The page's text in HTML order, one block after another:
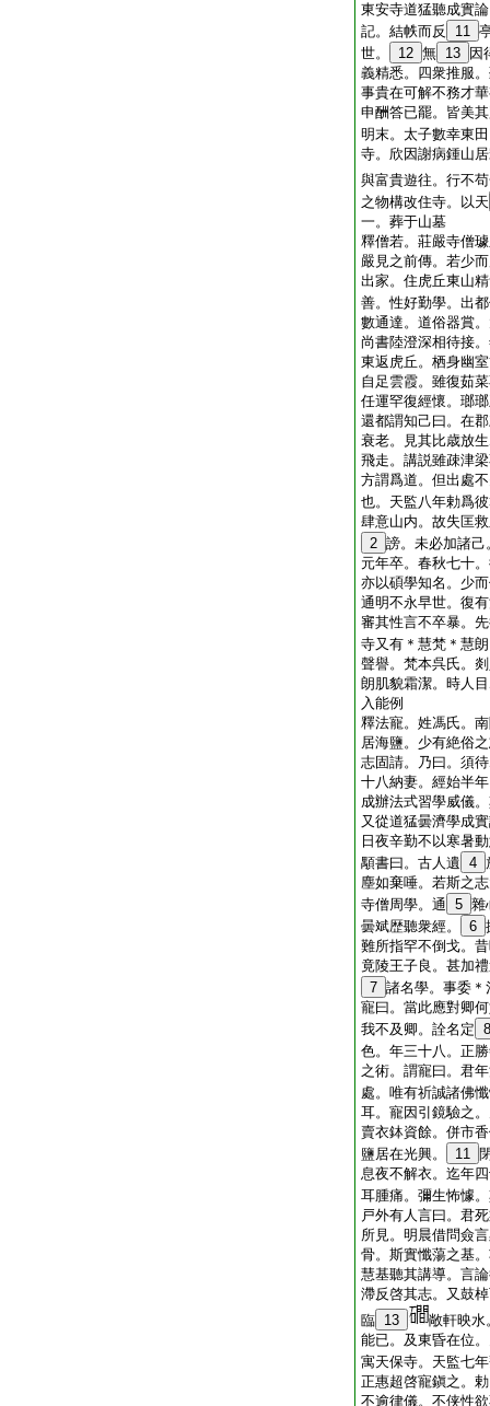
東安寺道猛聽成實
記。結帙而反
11
世。
12 無 13
因
義精悉。四衆推服
事貴在可解不務才
申酬答已罷。皆美
明末。太子數幸東
寺。欣因謝病鍾山
與富貴遊往。行不
之物構改住寺。以天
一。葬于山墓
釋僧若。莊嚴寺僧
嚴見之前傳。若少
出家。住虎丘東山
善。性好勤學。出
數通達。道俗器賞
尚書陸澄深相待接
東返虎丘。栖身幽
自足雲霞。雖復茹
任運罕復經懷。瑯
還都謂知己曰。在
衰老。見其比歳放
飛走。講説雖疎津
方謂爲道。但出處
也。天監八年勅爲
肆意山内。故失匡
2 謗。未必加諸
元年卒。春秋七十
亦以碩學知名。少
通明不永早世。復
審其性言不卒暴。
寺又有＊慧梵＊慧
聲譽。梵本呉氏。
朗肌貌霜潔。時人
入能例
釋法寵。姓馮氏。
居海鹽。少有絶俗
志固請。乃曰。須
十八納妻。經始半
成辦法式習學威儀
又從道猛曇濟學成
日夜辛勤不以寒暑
顒書曰。古人遺 4
塵如棄唾。若斯之
寺僧周學。通 5 雜
曇斌歴聽衆經。
6
難所指罕不倒戈。
竟陵王子良。甚加
7 諸名學。事委
寵曰。當此應對卿
我不及卿。詮名定 8
色。年三十八。正
之術。謂寵曰。君
處。唯有祈誠諸佛
耳。寵因引鏡驗之
賣衣鉢資餘。併市
鹽居在光興。
11
息夜不解衣。迄年
耳腫痛。彌生怖懅
戸外有人言曰。君
所見。明晨借問僉
骨。斯實懺蕩之基
慧基聽其講導。言
滯反啓其志。又鼓
臨 13
敞軒映水
能已。及東昏在位
寓天保寺。天監七
正惠超啓寵鎭之。
不逾律儀。不侠性